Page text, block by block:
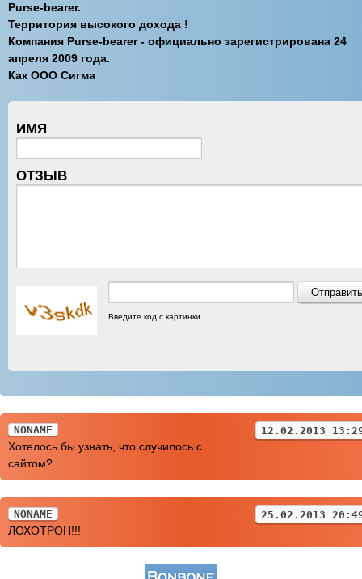
Purse-bearer.
Территория высокого дохода !
Компания Purse-bearer - официально зарегистрирована 24
апреля 2009 года.
Как ООО Сигма
ИМЯ
ОТЗЫВ
Введите код с картинки
NONAME 12.02.2013
Хотелось бы узнать, что случилось с
сайтом?
NONAME 25.02.2013
ЛОХОТРОН!!!